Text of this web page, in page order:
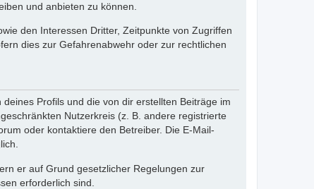
und anbieten zu können.
den Interessen Dritter, Zeitpunkte von Zugriffen
dies zur Gefahrenabwehr oder zur rechtlichen
Profils und die von dir erstellten Beiträge im
Nutzerkreis (z. B. andere registrierte
oder kontaktiere den Betreiber. Die E-Mail-
er auf Grund gesetzlicher Regelungen zur
erforderlich sind.